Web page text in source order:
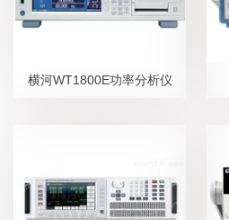
横河WT1800E功率分析仪